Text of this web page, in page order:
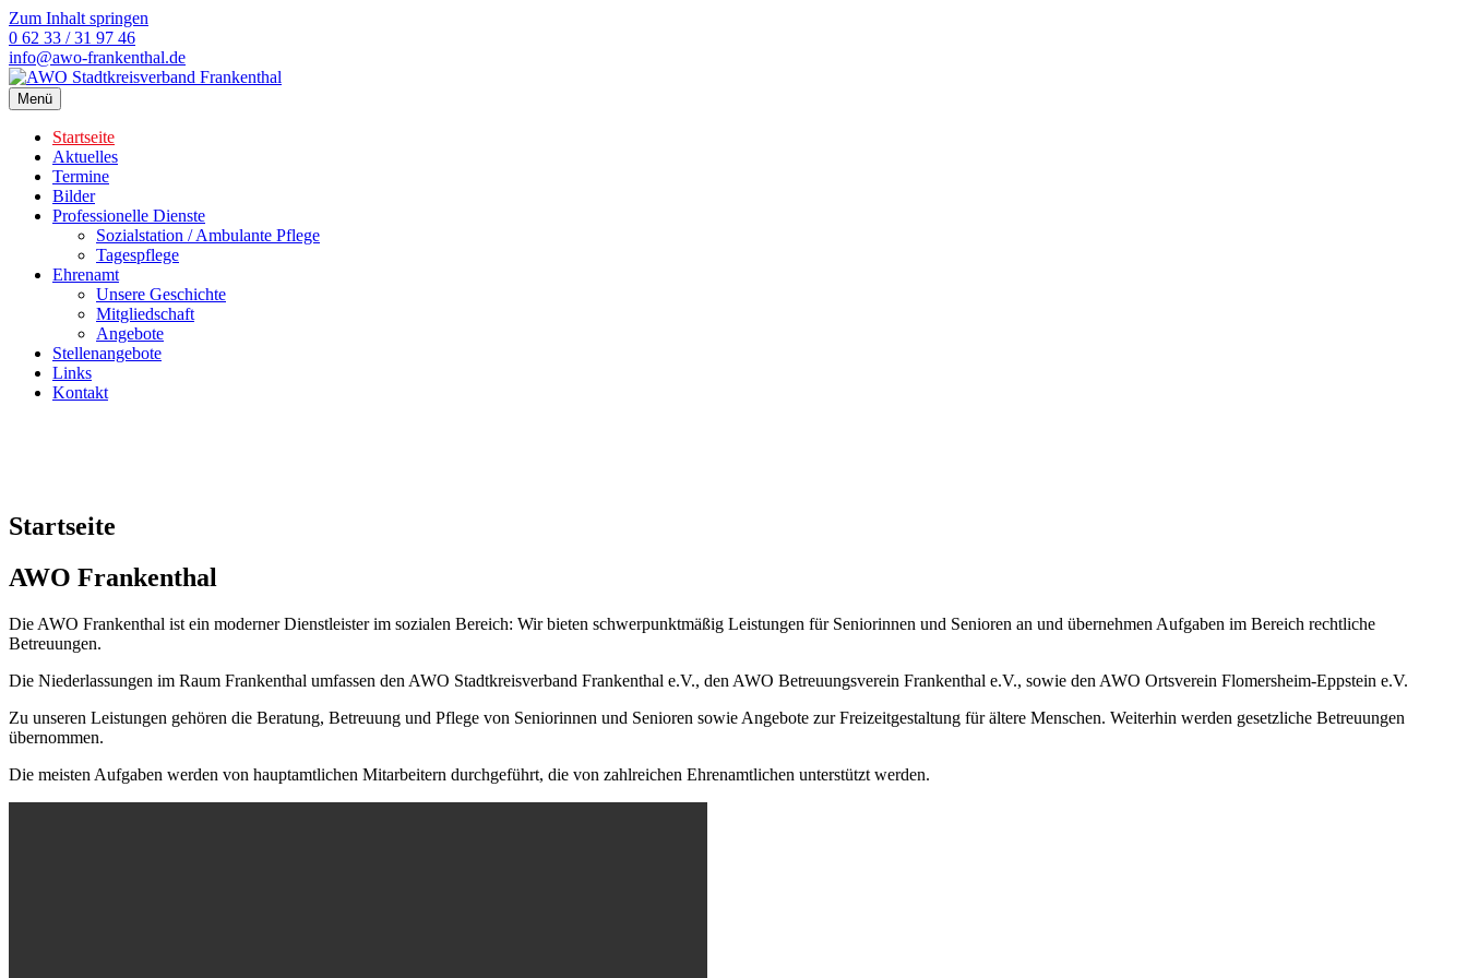
Zum Inhalt springen
0 62 33 / 31 97 46
info@awo-frankenthal.de
Menü
Startseite
Aktuelles
Termine
Bilder
Professionelle Dienste
Sozialstation / Ambulante Pflege
Tagespflege
Ehrenamt
Unsere Geschichte
Mitgliedschaft
Angebote
Stellenangebote
Links
Kontakt
Startseite
AWO Frankenthal
Die AWO Frankenthal ist ein moderner Dienstleister im sozialen Bereich: Wir bieten schwerpunktmäßig Leistungen für Seniorinnen und Senioren an und übernehmen Aufgaben im Bereich rechtliche
Betreuungen.
Die Niederlassungen im Raum Frankenthal umfassen den AWO Stadtkreisverband Frankenthal e.V., den AWO Betreuungsverein Frankenthal e.V., sowie den AWO Ortsverein Flomersheim-Eppstein e.V.
Zu unseren Leistungen gehören die Beratung, Betreuung und Pflege von Seniorinnen und Senioren sowie Angebote zur Freizeitgestaltung für ältere Menschen. Weiterhin werden gesetzliche Betreuungen
übernommen.
Die meisten Aufgaben werden von hauptamtlichen Mitarbeitern durchgeführt, die von zahlreichen Ehrenamtlichen unterstützt werden.